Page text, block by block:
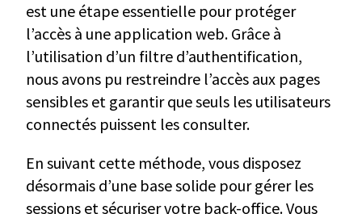
est une étape essentielle pour protéger
l’accès à une application web. Grâce à
l’utilisation d’un filtre d’authentification,
nous avons pu restreindre l’accès aux pages
sensibles et garantir que seuls les utilisateurs
connectés puissent les consulter.
En suivant cette méthode, vous disposez
désormais d’une base solide pour gérer les
sessions et sécuriser votre back-office. Vous